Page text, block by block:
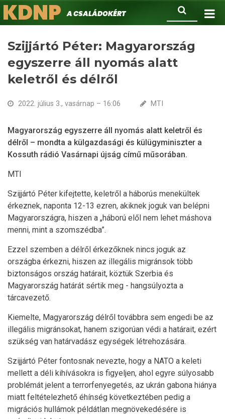
Ugrás
a
Keresés
KDNPA családokért.
Szijjártó Péter: Magyarország
egyszerre áll nyomás alatt
keletről és délről
2022. július 3., vasárnap – 16:06 MTI
Magyarország egyszerre áll nyomás alatt keletről és
délről – mondta a külgazdasági és külügyminiszter a
Kossuth rádió Vasárnapi újság című műsorában.
MTI
Szijjártó Péter kifejtette, keletről a háborús menekültek
érkeznek, naponta 12-13 ezren, akiknek joguk van belépni
Magyarországra, hiszen a „háború elől nem lehet máshova
menni, mint a szomszédba”.
Ezzel szemben a délről érkezőknek nincs joguk az
országba érkezni, hiszen az illegális migránsok több
biztonságos ország határait, köztük Szerbia és
Magyarország határát sértik meg - hangsúlyozta a
tárcavezető.
Kiemelte, Magyarország délről továbbra sem engedi be az
illegális migránsokat, hanem szigorúan védi a határait, ezért
szükség van határvadász egységek létrehozására.
Szijjártó Péter fontosnak nevezte, hogy a NATO a keleti
mellett a déli kihívásokra is figyeljen, ahol egyre súlyosabb
problémát jelent a terrorfenyegetés, az ukrán gabona hiánya
miatt feltételezhető éhínség következtében pedig a
migrációs hullámok példátlan megnövekedésére is